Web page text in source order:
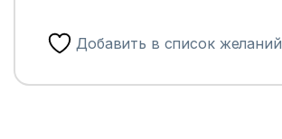
Добавить в список желаний